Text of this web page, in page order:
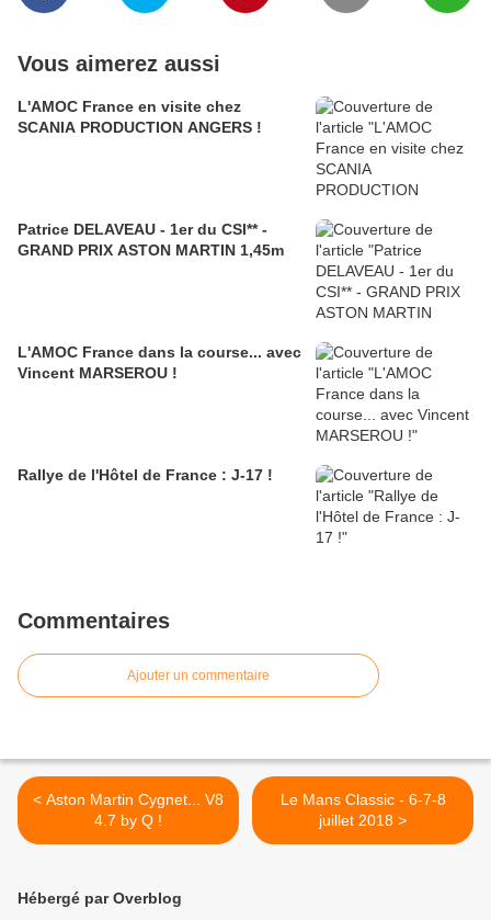
Vous aimerez aussi
L'AMOC France en visite chez
SCANIA PRODUCTION ANGERS !
Patrice DELAVEAU - 1er du CSI** -
GRAND PRIX ASTON MARTIN 1,45m
L'AMOC France dans la course... avec
Vincent MARSEROU !
Rallye de l'Hôtel de France : J-17 !
Commentaires
Ajouter un commentaire
< Aston Martin Cygnet... V8
4.7 by Q !
Le Mans Classic - 6-7-8
juillet 2018 >
Hébergé par Overblog